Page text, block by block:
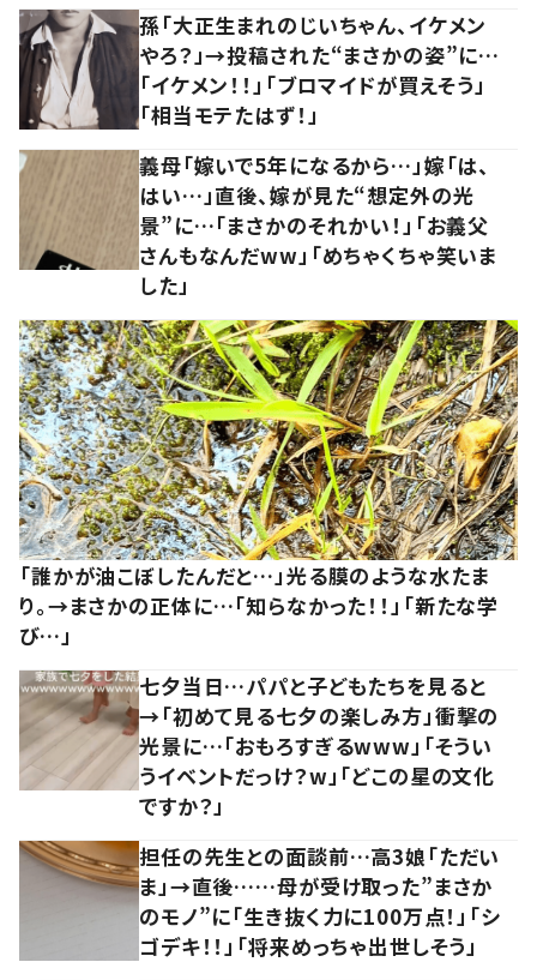
孫「大正生まれのじいちゃん、イケメン
やろ？」→投稿された“まさかの姿”に…
「イケメン！！」「ブロマイドが買えそう」
「相当モテたはず！」
義母「嫁いで5年になるから…」嫁「は、
はい…」直後、嫁が見た“想定外の光
景”に…「まさかのそれかい！」「お義父
さんもなんだww」「めちゃくちゃ笑いま
した」
「誰かが油こぼしたんだと…」光る膜のような水たま
り。→まさかの正体に…「知らなかった！！」「新たな学
び…」
七夕当日…パパと子どもたちを見ると
→「初めて見る七夕の楽しみ方」衝撃の
光景に…「おもろすぎるwww」「そうい
うイベントだっけ？w」「どこの星の文化
ですか？」
担任の先生との面談前…高3娘「ただい
ま」→直後……母が受け取った”まさか
のモノ”に「生き抜く力に100万点！」「シ
ゴデキ！！」「将来めっちゃ出世しそう」